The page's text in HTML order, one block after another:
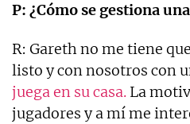
P: ¿Cómo se gestiona
R: Gareth no me tiene
listo y con nosotros con
juega en su casa. La
jugadores y a mí me